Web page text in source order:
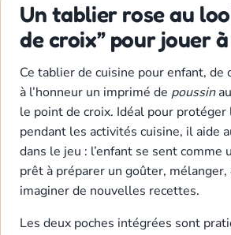
Un tablier rose au
de croix” pour jouer
Ce tablier de cuisine pour enfant, de
à l’honneur un imprimé de poussin
le point de croix. Idéal pour
pendant les activités cuisine, il aide
dans le jeu : l’enfant se sent comme
prêt à préparer un goûter, mélanger,
imaginer de nouvelles recettes.
Les deux poches intégrées sont